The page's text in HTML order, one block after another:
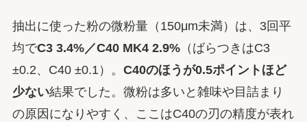
抽出に使った粉の微粉量（150μm未満）は、3回平
均でC3 3.4%／C40 MK4 2.9%（ばらつきはC3
±0.2、C40 ±0.1）。 C40のほうが0.5ポイントほど
少ない結果でした。微粉は多いと雑味や目詰まり
の原因になりやすく、ここはC40の刃の精度が表れ